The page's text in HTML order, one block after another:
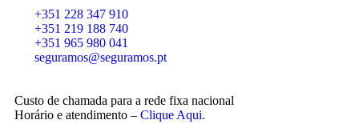
+351 228 347 910
+351 219 188 740
+351 965 980 041
seguramos@seguramos.pt
Custo de chamada para a rede fixa nacional
Horário e atendimento – Clique Aqui.